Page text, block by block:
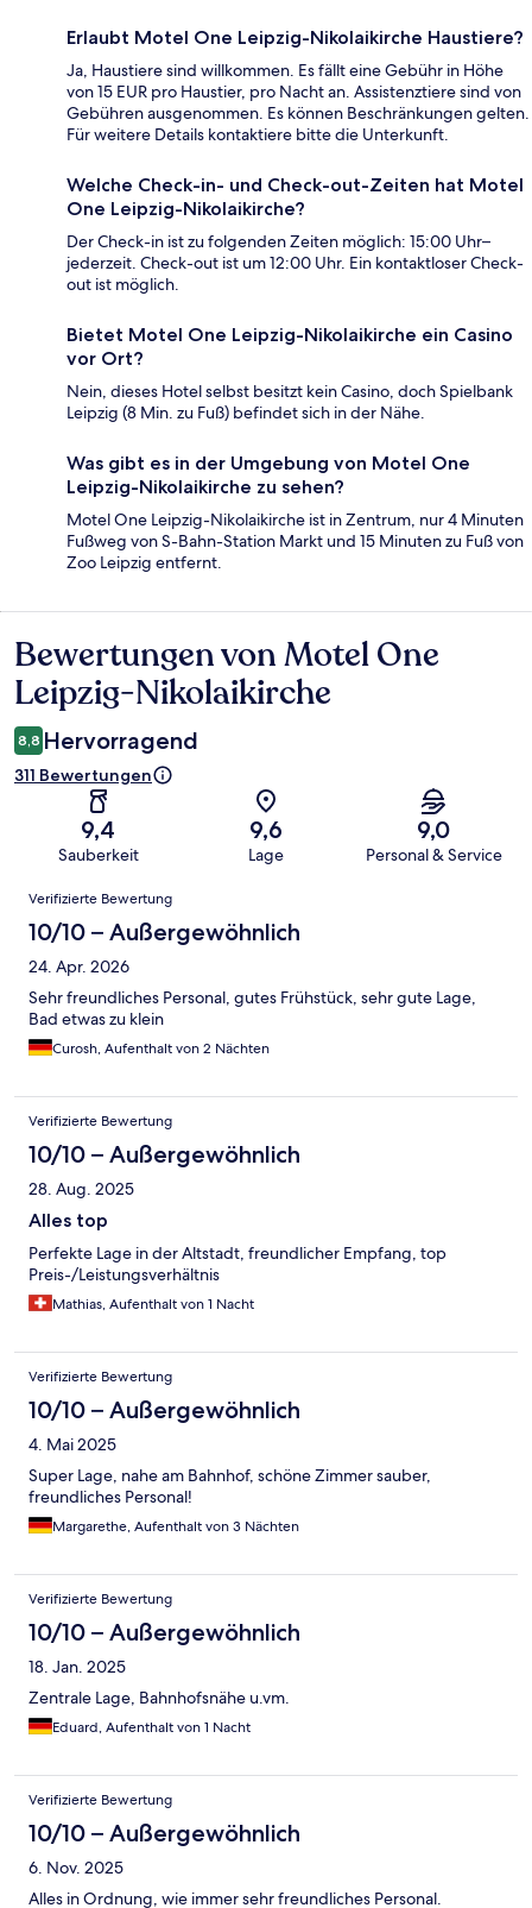
Erlaubt Motel One Leipzig-Nikolaikirche Haustiere?
Ja, Haustiere sind willkommen. Es fällt eine Gebühr in Höhe
von 15 EUR pro Haustier, pro Nacht an. Assistenztiere sind von
Gebühren ausgenommen. Es können Beschränkungen gelten.
Für weitere Details kontaktiere bitte die Unterkunft.
Welche Check-in- und Check-out-Zeiten hat Motel
One Leipzig-Nikolaikirche?
Der Check-in ist zu folgenden Zeiten möglich: 15:00 Uhr–
jederzeit. Check-out ist um 12:00 Uhr. Ein kontaktloser Check-
out ist möglich.
Bietet Motel One Leipzig-Nikolaikirche ein Casino
vor Ort?
Nein, dieses Hotel selbst besitzt kein Casino, doch Spielbank
Leipzig (8 Min. zu Fuß) befindet sich in der Nähe.
Was gibt es in der Umgebung von Motel One
Leipzig-Nikolaikirche zu sehen?
Motel One Leipzig-Nikolaikirche ist in Zentrum, nur 4 Minuten
Fußweg von S-Bahn-Station Markt und 15 Minuten zu Fuß von
Zoo Leipzig entfernt.
Bewertungen
Bewertungen von Motel One
Leipzig-Nikolaikirche
8,8 Hervorragend
311 Bewertungen
9,4
Sauberkeit
9,6
Lage
9,0
Personal & Service
Bewertungen
Verifizierte Bewertung
10/10 – Außergewöhnlich
24. Apr. 2026
Sehr freundliches Personal, gutes Frühstück, sehr gute Lage,
Bad etwas zu klein
Curosh, Aufenthalt von 2 Nächten
Verifizierte Bewertung
10/10 – Außergewöhnlich
28. Aug. 2025
Alles top
Perfekte Lage in der Altstadt, freundlicher Empfang, top
Preis-/Leistungsverhältnis
Mathias, Aufenthalt von 1 Nacht
Verifizierte Bewertung
10/10 – Außergewöhnlich
4. Mai 2025
Super Lage, nahe am Bahnhof, schöne Zimmer sauber,
freundliches Personal!
Margarethe, Aufenthalt von 3 Nächten
Verifizierte Bewertung
10/10 – Außergewöhnlich
18. Jan. 2025
Zentrale Lage, Bahnhofsnähe u.vm.
Eduard, Aufenthalt von 1 Nacht
Verifizierte Bewertung
10/10 – Außergewöhnlich
6. Nov. 2025
Alles in Ordnung, wie immer sehr freundliches Personal.